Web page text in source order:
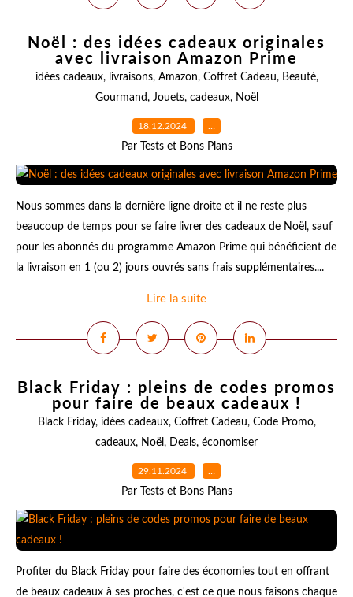
Noël : des idées cadeaux originales
avec livraison Amazon Prime
idées cadeaux, livraisons, Amazon, Coffret Cadeau, Beauté,
Gourmand, Jouets, cadeaux, Noël
18.12.2024 …
Par Tests et Bons Plans
Nous sommes dans la dernière ligne droite et il ne reste plus
beaucoup de temps pour se faire livrer des cadeaux de Noël, sauf
pour les abonnés du programme Amazon Prime qui bénéficient de
la livraison en 1 (ou 2) jours ouvrés sans frais supplémentaires....
Lire la suite
Black Friday : pleins de codes promos
pour faire de beaux cadeaux !
Black Friday, idées cadeaux, Coffret Cadeau, Code Promo,
cadeaux, Noël , Deals, économiser
29.11.2024 …
Par Tests et Bons Plans
Profiter du Black Friday pour faire des économies tout en offrant
de beaux cadeaux à ses proches, c'est ce que nous faisons chaque